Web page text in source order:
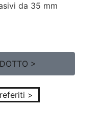
da 35 mm
>
>